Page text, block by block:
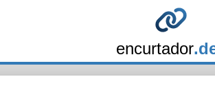
encurtador